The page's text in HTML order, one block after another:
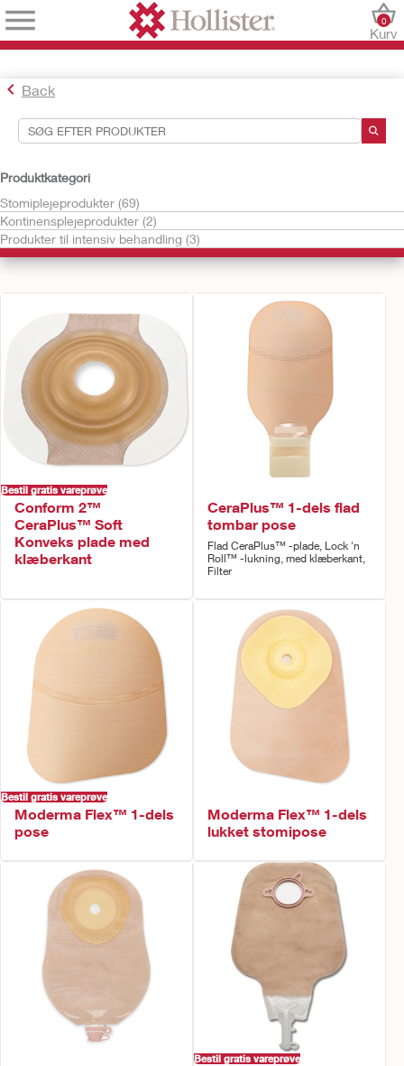
Kurv
0
Back
Produktkategori
Stomiplejeprodukter (69)
Kontinensplejeprodukter (2)
Produkter til intensiv behandling (3)
Dine valg:
Foretag valg ud fra mulighederne til venstre for at finde de
produkter, der har din interesse.
Bestil gratis vareprøve
Conform 2™
CeraPlus™ Soft
Konveks plade med
klæberkant
CeraPlus™ 1-dels flad
tømbar pose
Flad CeraPlus™ -plade, Lock 'n
Roll™ -lukning, med klæberkant,
Filter
Bestil gratis vareprøve
Moderma Flex™ 1-dels
pose
Moderma Flex™ 1-dels
lukket stomipose
Bestil gratis vareprøve